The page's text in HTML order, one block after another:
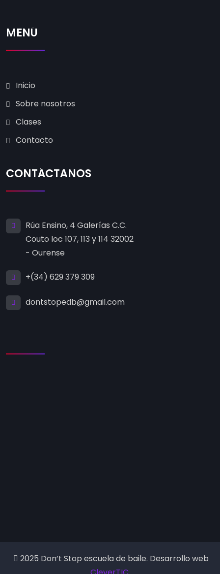
MENÚ
Inicio
Sobre nosotros
Clases
Contacto
CONTÁCTANOS
Rúa Ensino, 4 Galerías C.C.
Couto loc 107, 113 y 114 32002
- Ourense
+(34) 629 379 309
dontstopedb@gmail.com
2025 Don’t Stop escuela de baile. Desarrollo web